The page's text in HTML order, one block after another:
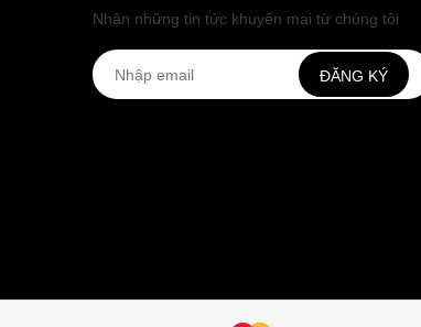
Nhận những tin tức khuyến mại từ chúng tôi
ĐĂNG KÝ